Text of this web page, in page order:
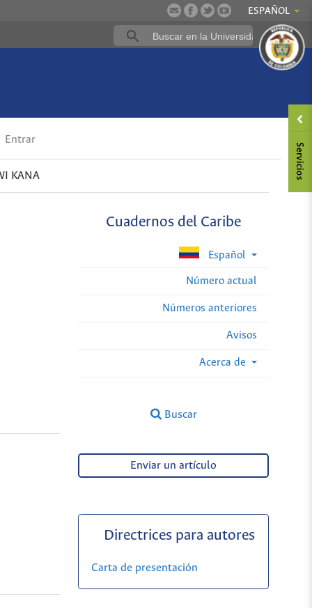
ESPAÑOL
Entrar
KANA
Cuadernos del Caribe
Español
Número actual
Números anteriores
Avisos
Acerca de
Buscar
Enviar un artículo
Directrices para autores
Carta de presentación